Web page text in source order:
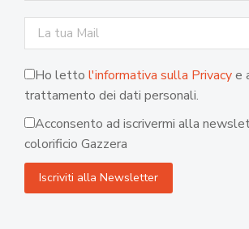
Ho letto l'informativa sulla Privacye
trattamento dei dati personali.
Acconsento ad iscrivermi alla
colorificio Gazzera